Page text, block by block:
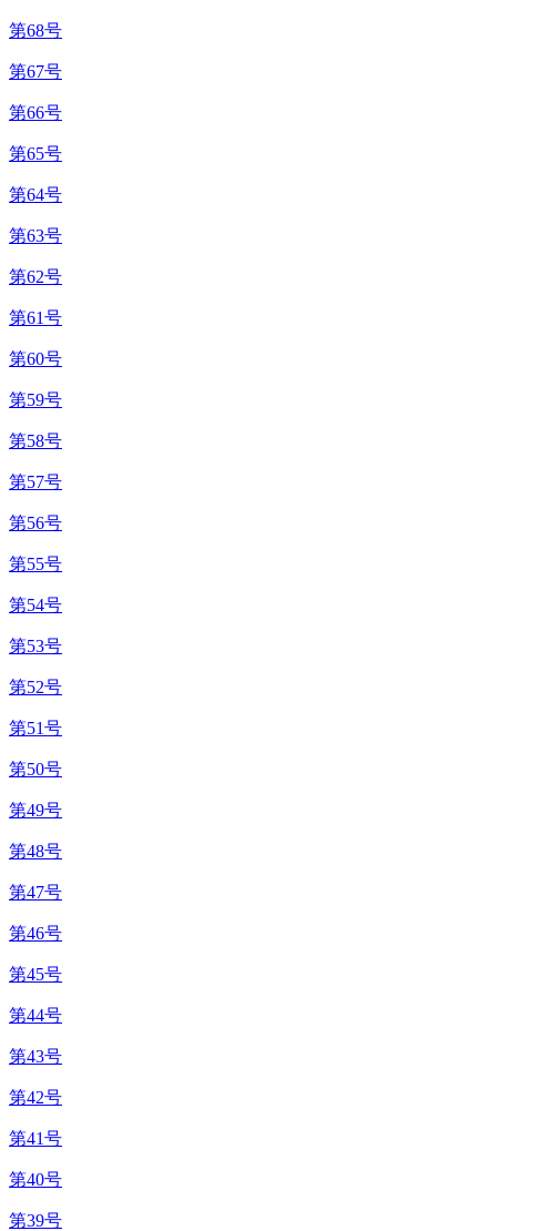
第68号
第67号
第66号
第65号
第64号
第63号
第62号
第61号
第60号
第59号
第58号
第57号
第56号
第55号
第54号
第53号
第52号
第51号
第50号
第49号
第48号
第47号
第46号
第45号
第44号
第43号
第42号
第41号
第40号
第39号